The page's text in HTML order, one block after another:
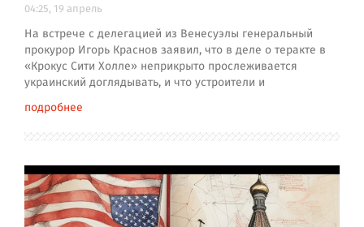
04:25, 19 апрель
На встрече с делегацией из Венесуэлы генеральный
прокурор Игорь Краснов заявил, что в деле о теракте в
«Крокус Сити Холле» неприкрыто прослеживается
украинский доглядывать, и что устроители и
подробнее